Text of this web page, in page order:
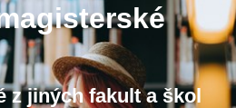
z jiných fakult a škol